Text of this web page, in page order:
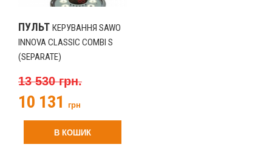
ПУЛЬТ КЕРУВАННЯ SAWO
INNOVA CLASSIC COMBI S
(SEPARATE)
13 530 грн.
10 131 грн
В КОШИК